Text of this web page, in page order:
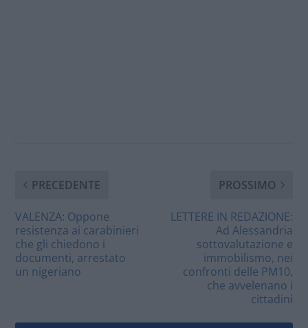
PRECEDENTE
VALENZA: Oppone
resistenza ai carabinieri
che gli chiedono i
documenti, arrestato
un nigeriano
PROSSIMO
LETTERE IN REDAZIONE:
Ad Alessandria
sottovalutazione e
immobilismo, nei
confronti delle PM10,
che avvelenano i
cittadini